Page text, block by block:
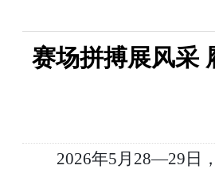
赛场拼搏展风采
2026年5月28—29日